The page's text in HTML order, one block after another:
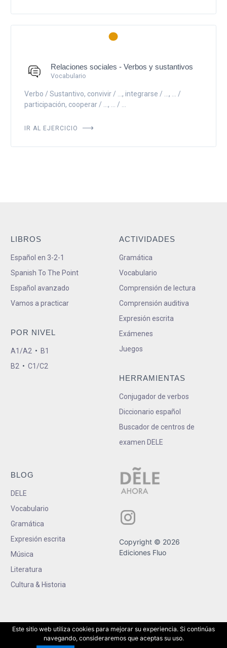
Relaciones sociales - Verbos y sustantivos
Vocabulario
Verbo / Sustantivo, convivir / ..., integrarse / ..., ... /
participación, cooperar / ..., ... / ...
IR AL EJERCICIO
LIBROS
Español en 3-2-1
Spanish To The Point
Español avanzado
Vamos a practicar
POR NIVEL
A1/A2 • B1
B2 • C1/C2
ACTIVIDADES
Gramática
Vocabulario
Comprensión de lectura
Comprensión auditiva
Expresión escrita
Exámenes
Juegos
HERRAMIENTAS
Conjugador de verbos
Diccionario español
Buscador de centros de
examen DELE
BLOG
DELE
Vocabulario
Gramática
Expresión escrita
Música
Literatura
Cultura & Historia
Copyright © 2026
Ediciones Fluo
Este sitio web utiliza cookies para mejorar su experiencia. Si continúas
navegando, consideraremos que aceptas su uso.